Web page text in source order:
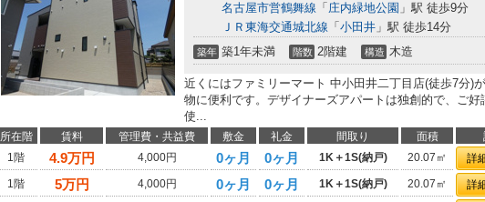
名古屋市営鶴舞線 「 庄内緑地公園 」駅 徒歩9分
ＪＲ東海交通城北線 「 小田井 」駅 徒歩14分
築年 築1年未満 階数 2階建 構造 木造
近くにはファミリーマート 中小田井二丁目店(徒歩7分)
物に便利です。デザイナーズアパートは独創的で、ご好
使...
所在階 賃料 管理費・共益費 敷金 礼金 間取り 面積
1階
4.9万円 4,000円 0ヶ月 0ヶ月 1K＋1S(納戸) 20.07㎡ 詳
1階
5万円 4,000円 0ヶ月 0ヶ月 1K＋1S(納戸) 20.07㎡ 詳